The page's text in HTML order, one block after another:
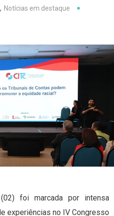
, Notícias em destaque
foi marcada por intensa
experiências no IV Congresso